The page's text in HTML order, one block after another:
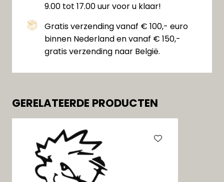
9.00 tot 17.00 uur voor u klaar!
Gratis verzending vanaf € 100,- euro
binnen Nederland en vanaf € 150,-
gratis verzending naar België.
GERELATEERDE PRODUCTEN